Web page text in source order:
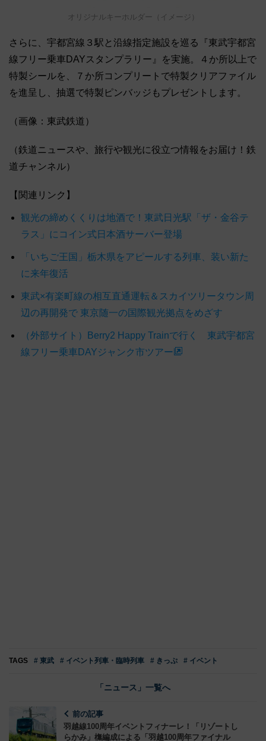
オリジナルキーホルダー（イメージ）
さらに、宇都宮線３駅と沿線指定施設を巡る『東武宇都宮
線フリー乗車DAYスタンプラリー』を実施。４か所以上で
特製シールを、７か所コンプリートで特製クリアファイル
を進呈し、抽選で特製ピンバッジもプレゼントします。
（画像：東武鉄道）
（鉄道ニュースや、旅行や観光に役立つ情報をお届け！鉄
道チャンネル）
【関連リンク】
観光の締めくくりは地酒で！東武日光駅「ザ・金谷テ
ラス」にコイン式日本酒サーバー登場
「いちご王国」栃木県をアピールする列車、装い新た
に来年復活
東武×有楽町線の相互直通運転＆スカイツリータウン周
辺の再開発で 東京随一の国際観光拠点をめざす
（外部サイト）Berry2 Happy Trainで行く 東武宇都宮
線フリー乗車DAYジャンク市ツアー
TAGS # 東武 # イベント列車・臨時列車 # きっぷ # イベント
「ニュース」一覧へ
前の記事
羽越線100周年イベントフィナーレ！「リゾートし
らかみ」橅編成による「羽越100周年ファイナル